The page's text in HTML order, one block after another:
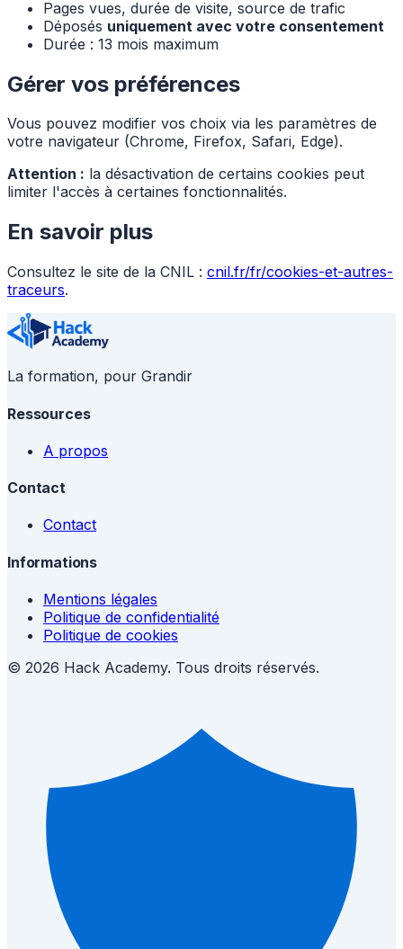
Pages vues, durée de visite, source de trafic
Déposés uniquement avec votre consentement
Durée : 13 mois maximum
Gérer vos préférences
Vous pouvez modifier vos choix via les paramètres de
votre navigateur (Chrome, Firefox, Safari, Edge).
Attention : la désactivation de certains cookies peut
limiter l'accès à certaines fonctionnalités.
En savoir plus
Consultez le site de la CNIL : cnil.fr/fr/cookies-et-autres-
traceurs.
La formation, pour Grandir
Ressources
A propos
Contact
Contact
Informations
Mentions légales
Politique de confidentialité
Politique de cookies
© 2026 Hack Academy. Tous droits réservés.